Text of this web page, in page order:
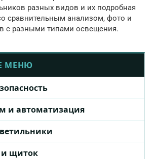
разных видов и их подробная
сравнительным анализом, фото и
с разными типами освещения.
МЕНЮ
и автоматизация
щиток